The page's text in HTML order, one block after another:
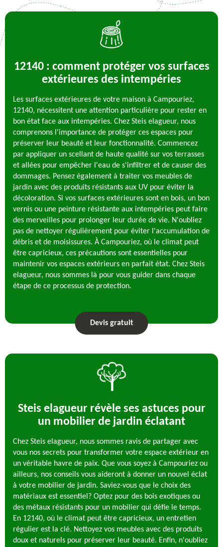
12140 : comment protéger vos surfaces
extérieures des intempéries
Les surfaces extérieures de votre maison à Campouriez,
12140, nécessitent une attention particulière pour rester en
bon état face aux intempéries. Chez Steis elagueur, nous
comprenons l'importance de protéger ces espaces pour
préserver leur beauté et leur fonctionnalité. Commencez
par appliquer un scellant de haute qualité sur vos terrasses
et allées pour empêcher l'eau de s'infiltrer et de causer des
dommages. Pensez également à traiter vos meubles de
jardin avec des produits résistants aux UV pour éviter la
décoloration. Si vos surfaces extérieures sont en bois, un bon
vernis ou une peinture résistante aux intempéries peut faire
des merveilles pour prolonger leur durée de vie. N'oubliez
pas de nettoyer régulièrement pour éviter l'accumulation de
débris et de moisissures. À Campouriez, où le climat peut
être capricieux, ces précautions sont essentielles pour
maintenir vos espaces extérieurs en parfait état. Chez Steis
elagueur, nous sommes là pour vous guider dans chaque
étape de ce processus de protection.
Devis gratuit
Steis elagueur révèle ses astuces pour
un mobilier de jardin éclatant
Chez Steis elagueur, nous sommes ravis de partager avec
vous nos secrets pour transformer votre espace extérieur en
un véritable havre de paix. Que vous soyez à Campouriez ou
ailleurs, nos conseils vous aideront à donner un nouvel éclat
à votre mobilier de jardin. Saviez-vous que le choix des
matériaux est essentiel? Optez pour des bois exotiques ou
des métaux résistants pour un mobilier qui défie le temps.
En 12140, où le climat peut être capricieux, un entretien
régulier est la clé. Nettoyez vos meubles avec des produits
doux et naturels pour préserver leur beauté. Enfin, n'oubliez